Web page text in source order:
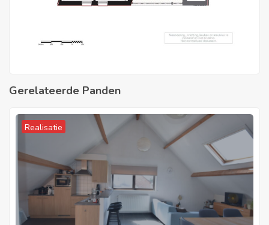
Gerelateerde Panden
Realisatie